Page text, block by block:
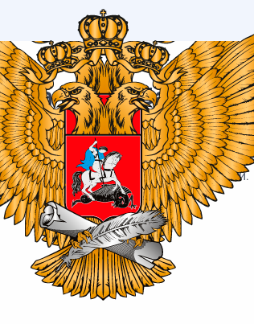
ЕГЭ / База / 05
жёлтых и 8 зелёных. По вызову
что к нему приедет жёлтое такси.